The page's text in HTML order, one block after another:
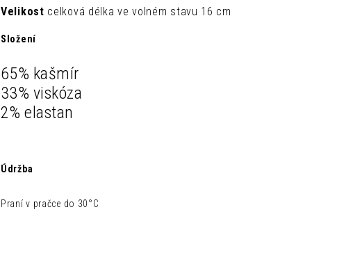
Velikost celková délka ve volném stavu 16 cm
Složení
65% kašmír
33% viskóza
2% elastan
Údržba
Praní v pračce do 30°C